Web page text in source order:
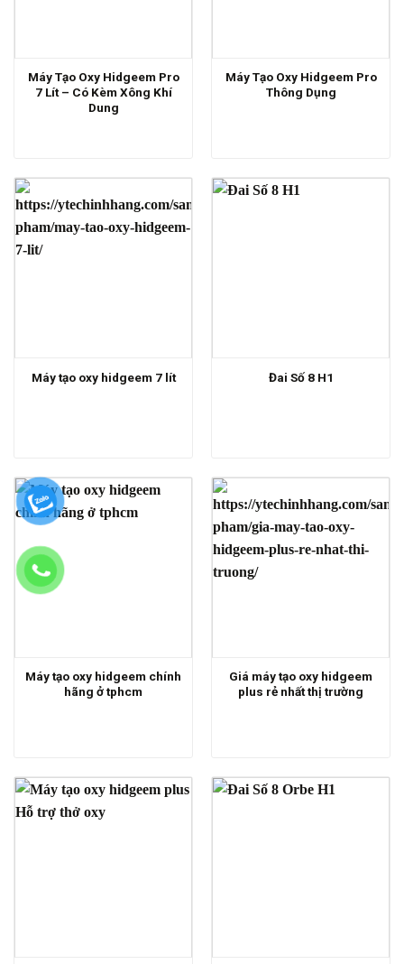
Máy Tạo Oxy Hidgeem Pro
7 Lít – Có Kèm Xông Khí
Dung
Máy Tạo Oxy Hidgeem Pro
Thông Dụng
Máy tạo oxy hidgeem 7 lít Đai Số 8 H1
Máy tạo oxy hidgeem chính
hãng ở tphcm
Giá máy tạo oxy hidgeem
plus rẻ nhất thị trường